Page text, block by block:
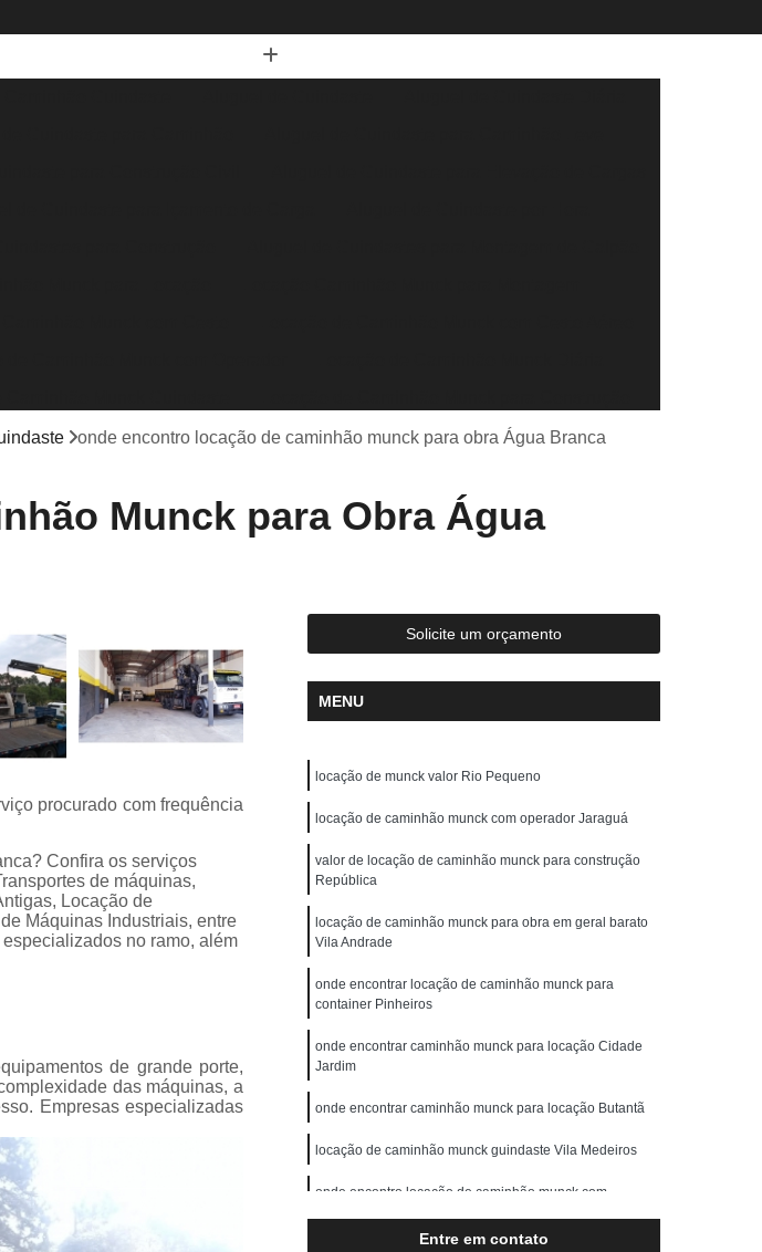
Caminhão Munck para Container
Locação de Caminhão Munck para Obra
Munck
Locação de Guindaste
Locação de Guindaste com Operador
Guindastes e Muncks
Locação de Guindastes para Içamento de Carga
de Guindastes para Montagem de Galpão
de Máquina de Corte
Remoção de Máquinas Industriais
de Máquinas Pesadas
Remoção de Máquinas Pesadas Antigas
de Máquinas Pesadas Construção Civil
e Remoção de Máquinas
Transporte de Máquina de Corte
Transporte de Máquinas
Transporte de Máquinas Dobradeiras
de Máquinas e Equipamentos
Transporte de Máquinas Pesadas
de Máquinas Pesadas Construção Civil
Transporte para Máquinas
Transporte para Máquinas Gráficas
onde encontro locação de caminhão munck para obra Água Branca
Munck para Obra Água
procurado com frequência
Confira os serviços
de máquinas,
Locação de
Máquinas Industriais, entre
no ramo, além
de grande porte,
das máquinas, a
Empresas especializadas
Solicite um orçamento
MENU
locação de munck valor Rio Pequeno
locação de caminhão munck com operador Jaraguá
valor de locação de caminhão munck para construção
República
locação de caminhão munck para obra em geral barato
Vila Andrade
onde encontrar locação de caminhão munck para
container Pinheiros
onde encontrar caminhão munck para locação Cidade
Jardim
onde encontrar caminhão munck para locação Butantã
locação de caminhão munck guindaste Vila Medeiros
onde encontro locação de caminhão munck com
Entre em contato